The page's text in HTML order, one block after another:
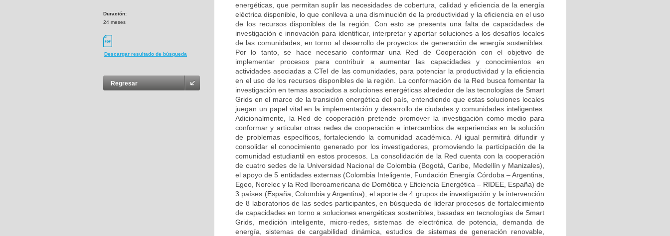
Duración:
24 meses
Descargar resultado de búsqueda
Regresar
energéticas, que permitan suplir las necesidades de cobertura, calidad y eficiencia de la energía
eléctrica disponible, lo que conlleva a una disminución de la productividad y la eficiencia en el uso
de los recursos disponibles de la región. Con esto se presenta una falta de capacidades de
investigación e innovación para identificar, interpretar y aportar soluciones a los desafíos locales
de las comunidades, en torno al desarrollo de proyectos de generación de energía sostenibles.
Por lo tanto, se hace necesario conformar una Red de Cooperación con el objetivo de
implementar procesos para contribuir a aumentar las capacidades y conocimientos en
actividades asociadas a CTeI de las comunidades, para potenciar la productividad y la eficiencia
en el uso de los recursos disponibles de la región. La conformación de la Red busca fomentar la
investigación en temas asociados a soluciones energéticas alrededor de las tecnologías de Smart
Grids en el marco de la transición energética del país, entendiendo que estas soluciones locales
juegan un papel vital en la implementación y desarrollo de ciudades y comunidades inteligentes.
Adicionalmente, la Red de cooperación pretende promover la investigación como medio para
conformar y articular otras redes de cooperación e intercambios de experiencias en la solución
de problemas específicos, fortaleciendo la comunidad académica. Al igual permitirá difundir y
consolidar el conocimiento generado por los investigadores, promoviendo la participación de la
comunidad estudiantil en estos procesos. La consolidación de la Red cuenta con la cooperación
de cuatro sedes de la Universidad Nacional de Colombia (Bogotá, Caribe, Medellín y Manizales),
el apoyo de 5 entidades externas (Colombia Inteligente, Fundación Energía Córdoba – Argentina,
Egeo, Norelec y la Red Iberoamericana de Domótica y Eficiencia Energética – RIDEE, España) de
3 países (España, Colombia y Argentina), el aporte de 4 grupos de investigación y la intervención
de 8 laboratorios de las sedes participantes, en búsqueda de liderar procesos de fortalecimiento
de capacidades en torno a soluciones energéticas sostenibles, basadas en tecnologías de Smart
Grids, medición inteligente, micro-redes, sistemas de electrónica de potencia, demanda de
energía, sistemas de cargabilidad dinámica, estudios de sistemas de generación renovable,